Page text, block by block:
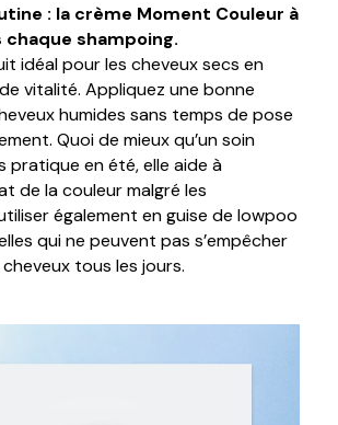
: la crème Moment Couleur à
shampoing.
idéal pour les cheveux secs en
vitalité. Appliquez une bonne
humides sans temps de pose
Quoi de mieux qu’un soin
pratique en été, elle aide à
de la couleur malgré les
également en guise de lowpoo
qui ne peuvent pas s’empêcher
tous les jours.